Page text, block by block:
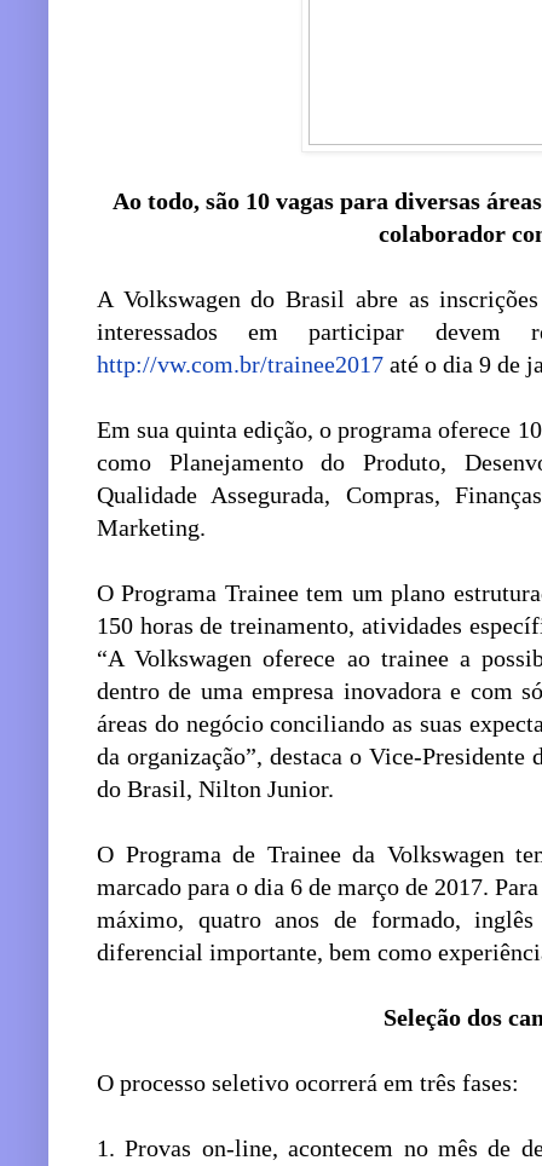
Ao todo, são 10 vagas para diversas
colaborador
A Volkswagen do Brasil abre as
interessados em participar
http://vw.com.br/trainee2017 até o dia 9 de
Em sua quinta edição, o programa oferece
como Planejamento do Produto,
Qualidade Assegurada, Compras,
Marketing.
O Programa Trainee tem um plano
150 horas de treinamento, atividades
“A Volkswagen oferece ao trainee a
dentro de uma empresa inovadora e com
áreas do negócio conciliando as suas
da organização”, destaca o Vice-Presidente
do Brasil, Nilton Junior.
O Programa de Trainee da Volkswagen
marcado para o dia 6 de março de 2017.
máximo, quatro anos de formado,
diferencial importante, bem como
Seleção dos
O processo seletivo ocorrerá em três fases:
1. Provas on-line, acontecem no mês de